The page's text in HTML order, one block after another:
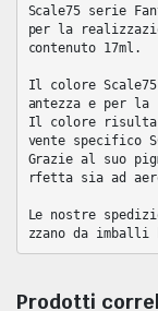
Scale75 serie
per la
contenuto 17ml.
Il colore
antezza e per la
Il colore risulta
vente specifico
Grazie al suo
rfetta sia ad
Le nostre
zzano da
Prodotti
NAVALE IN LEGNO